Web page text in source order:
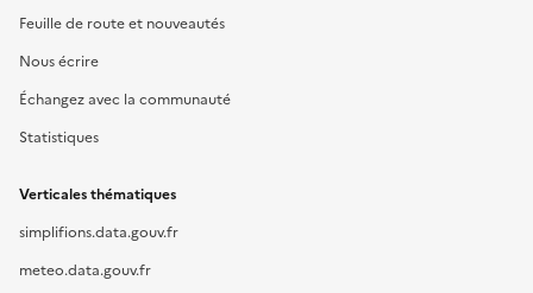
Feuille de route et nouveautés
Nous écrire
Échangez avec la communauté
Statistiques
Verticales thématiques
simplifions.data.gouv.fr
meteo.data.gouv.fr